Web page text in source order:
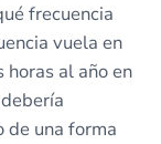
frecuencia
vuela en
horas al año en
de una forma